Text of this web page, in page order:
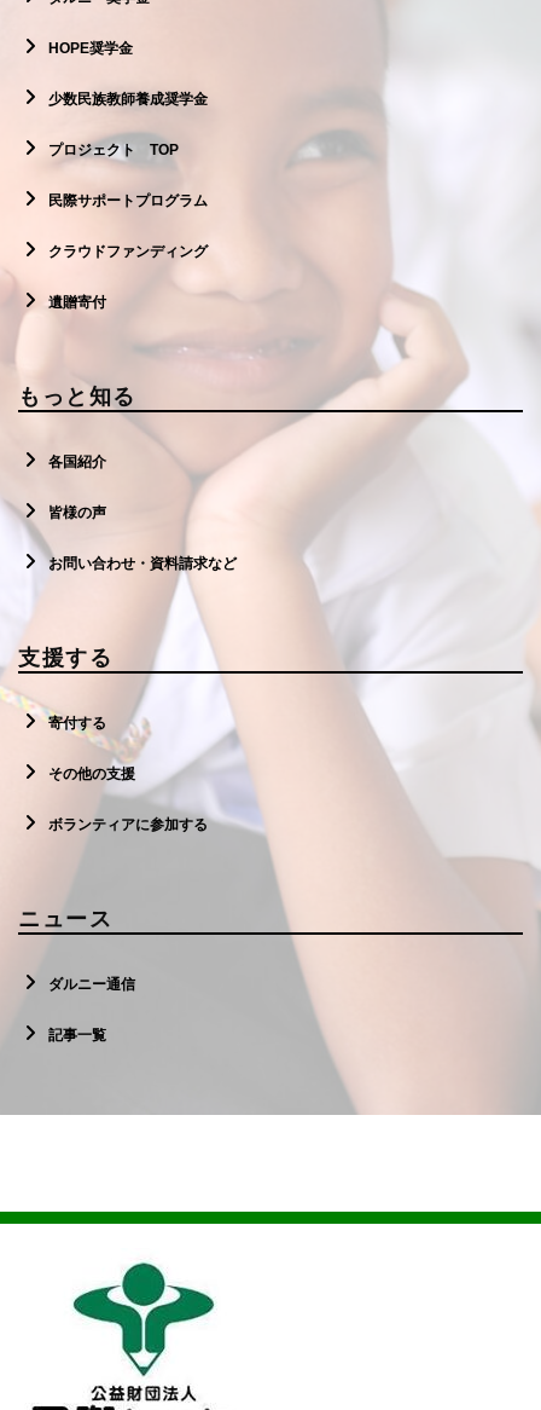
HOPE奨学金
少数民族教師養成奨学金
プロジェクト TOP
民際サポートプログラム
クラウドファンディング
遺贈寄付
もっと知る
各国紹介
皆様の声
お問い合わせ・資料請求など
支援する
寄付する
その他の支援
ボランティアに参加する
ニュース
ダルニー通信
記事一覧